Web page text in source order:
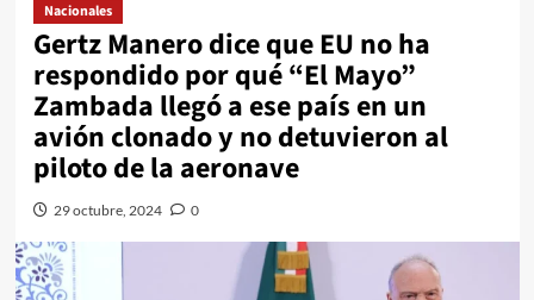
Nacionales
Gertz Manero dice que EU no ha
respondido por qué “El Mayo”
Zambada llegó a ese país en un
avión clonado y no detuvieron al
piloto de la aeronave
29 octubre, 2024 0